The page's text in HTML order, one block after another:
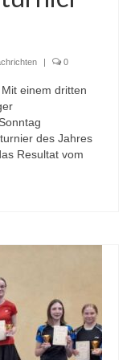
| 0
einem dritten
des Jahres
Resultat vom